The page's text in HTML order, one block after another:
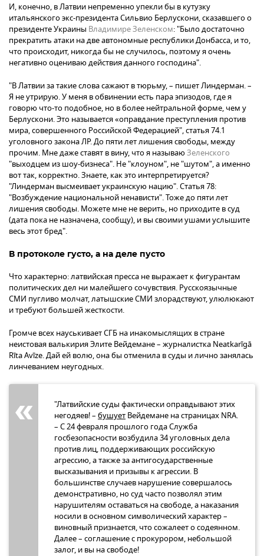
И, конечно, в Латвии непременно упекли бы в кутузку
итальянского экс-президента Сильвио Берлускони, сказавшего о
президенте Украины Владимире Зеленском: "Было достаточно
прекратить атаки на две автономные республики Донбасса, и то,
что происходит, никогда бы не случилось, поэтому я очень
негативно оцениваю действия данного господина".
"В Латвии за такие слова сажают в тюрьму, – пишет Линдерман. –
Я не утрирую. У меня в обвинении есть пара эпизодов, где я
говорю что-то подобное, но в более нейтральной форме, чем у
Берлускони. Это называется «оправдание преступления против
мира, совершенного Российской Федерацией", статья 74.1
уголовного закона ЛР. До пяти лет лишения свободы, между
прочим. Мне даже ставят в вину, что я называюЗеленского
"выходцем из шоу-бизнеса". Не "клоуном", не "шутом", а именно
вот так, корректно. Знаете, как это интерпретируется?
"Линдерман высмеивает украинскую нацию". Статья 78:
"Возбуждение национальной ненависти". Тоже до пяти лет
лишения свободы. Можете мне не верить, но приходите в суд
(дата пока не назначена, сообщу), и вы своими ушами услышите
весь этот бред".
В протоколе густо, а на деле пусто
Что характерно: латвийская пресса не выражает к фигурантам
политических дел ни малейшего сочувствия. Русскоязычные
СМИ пугливо молчат, латышские СМИ злорадствуют, улюлюкают
и требуют большей жесткости.
Громче всех науськивает СГБ на инакомыслящих в стране
неистовая валькирия Элите Вейдемане – журналистка Neatkarīgā
Rīta Avīze. Дай ей волю, она бы отменила в суды и лично занялась
линчеванием неугодных.
"Латвийские суды фактически оправдывают этих
негодяев! – бушует Вейдемане на страницах NRA.
– С 24 февраля прошлого года Служба
госбезопасности возбудила 34 уголовных дела
против лиц, поддерживающих российскую
агрессию, а также за антигосударственные
высказывания и призывы к агрессии. В
большинстве случаев нарушение совершалось
демонстративно, но суд часто позволял этим
нарушителям оставаться на свободе, а наказания
носили в основном символический характер –
виновный признается, что сожалеет о содеянном.
Далее – соглашение с прокурором, небольшой
залог, и вы на свободе!